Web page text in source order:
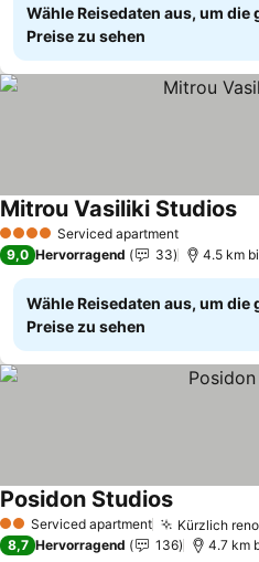
Wähle Reisedaten aus, um die
Preise zu sehen
4 Sterne Serviced apartment
Mitrou Vasiliki Studios
9,0 Hervorragend 33 4.5 km
Wähle Reisedaten aus, um die
Preise zu sehen
2 SterneServiced apartment Kürzlich
Posidon StudiosPreise
8,7 Hervorragend 136 4.7 km